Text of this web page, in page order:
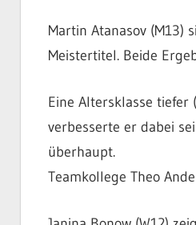
Martin Atanasov (M13)
Meistertitel. Beide
Eine Altersklasse tiefer
verbesserte er dabei
überhaupt.
Teamkollege Theo